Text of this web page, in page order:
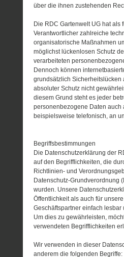
über die ihnen zustehenden
Die RDC Gartenwelt UG hat als
Verantwortlicher zahlreiche
organisatorische Maßnahmen
möglichst lückenlosen Schutz
verarbeiteten
Dennoch können
grundsätzlich Sicherheitslücken
absoluter Schutz nicht
diesem Grund steht es jeder
personenbezogene Daten auch
beispielsweise telefonisch, an
Begriffsbestimmungen
Die Datenschutzerklärung der
auf den Begrifflichkeiten, die
Richtlinien- und
Datenschutz-Grundverordnung
wurden. Unsere
Öffentlichkeit als auch für
Geschäftspartner einfach
Um dies zu gewährleisten,
verwendeten Begrifflichkeiten
Wir verwenden in dieser
anderem die folgenden Begriffe: